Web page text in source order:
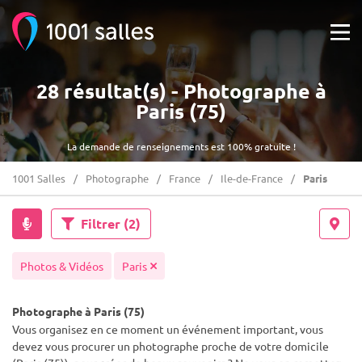
La demande de renseignements est 100% gratuite !
28 résultat(s) - Photographe à
Paris (75)
1001 Salles Photographe France Ile-de-France Paris
Filtrer (2)
Photos & Vidéos Paris
Photographe à Paris (75)
Vous organisez en ce moment un événement important, vous
devez vous procurer un photographe proche de votre domicile